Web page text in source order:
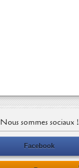
Nous sommes sociaux !
Facebook